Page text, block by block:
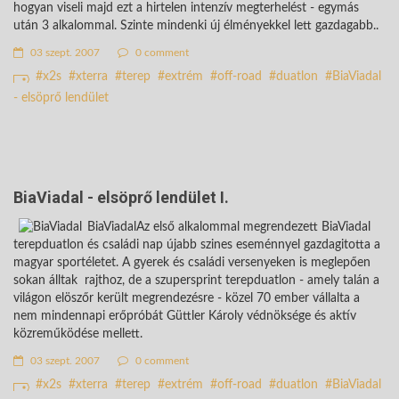
hogyan viseli majd ezt a hirtelen intenzív megterhelést - egymás
után 3 alkalommal. Szinte mindenki új élményekkel lett gazdagabb..
03 szept. 2007 0 comment
x2s xterra terep extrém off-road duatlon
BiaViadal
- elsöprő lendület
BiaViadal - elsöprő lendület I.
BiaViadalAz első alkalommal megrendezett BiaViadal
terepduatlon és családi nap újabb szines eseménnyel gazdagitotta a
magyar sportéletet. A gyerek és családi versenyeken is meglepően
sokan álltak rajthoz, de a szupersprint terepduatlon - amely talán a
világon elöszőr került megrendezésre - közel 70 ember vállalta a
nem mindennapi erőpróbát Güttler Károly védnöksége és aktív
közreműködése mellett.
03 szept. 2007 0 comment
x2s xterra terep extrém off-road duatlon
BiaViadal